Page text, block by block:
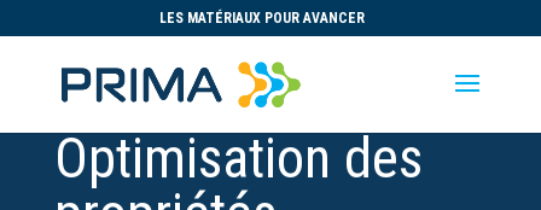
LES MATÉRIAUX POUR AVANCER
Optimisation des